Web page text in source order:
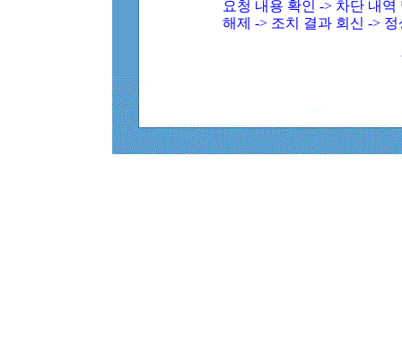
요청 내용 확인 -> 차단 내
해제 -> 조치 결과 회신 ->